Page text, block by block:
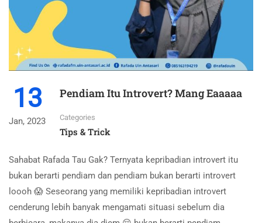
13
Jan, 2023
Pendiam Itu Introvert? Mang Eaaaaa
Categories
Tips & Trick
Sahabat Rafada Tau Gak? Ternyata kepribadian introvert itu
bukan berarti pendiam dan pendiam bukan berarti introvert
loooh 😱 Seseorang yang memiliki kepribadian introvert
cenderung lebih banyak mengamati situasi sebelum dia